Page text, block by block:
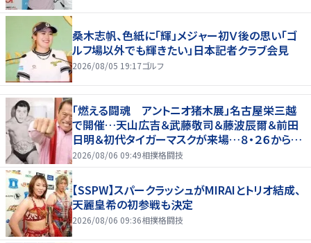
桑木志帆、色紙に「輝」メジャー初Ｖ後の思い「ゴ
ルフ場以外でも輝きたい」日本記者クラブ会見
2026/08/05 19:17ゴルフ
「燃える闘魂 アントニオ猪木展」名古屋栄三越
で開催…天山広吉＆武藤敬司＆藤波辰爾＆前田
日明＆初代タイガーマスクが来場…８・２６から９・
７まで
2026/08/06 09:49相撲格闘技
【SSPW】スパークラッシュがMIRAIとトリオ結成、
天麗皇希の初参戦も決定
2026/08/06 09:36相撲格闘技